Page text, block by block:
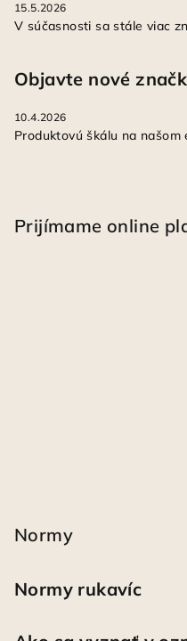
15.5.2026
V súčasnosti sa stále viac
Objavte nové
10.4.2026
Produktovú škálu na
Prijímame online
Normy
Normy rukavíc